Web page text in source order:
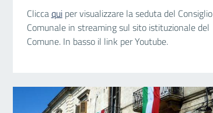
Cliccaquiper visualizzare la seduta del Consiglio
Comunale in streaming sul sito istituzionale del
Comune. In basso il link per Youtube.